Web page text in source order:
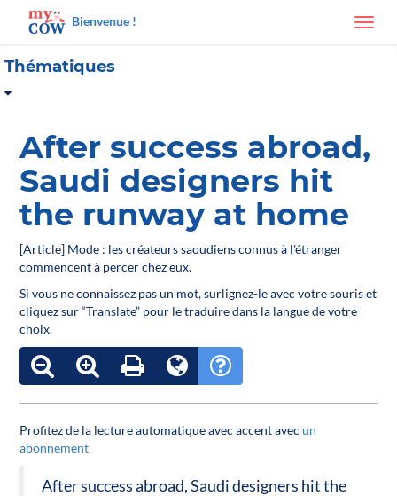
Bienvenue !
Thématiques
After success abroad,
Saudi designers hit
the runway at home
[Article] Mode : les créateurs saoudiens connus à l'étranger
commencent à percer chez eux.
Si vous ne connaissez pas un mot, surlignez-le avec votre souris et
cliquez sur “Translate” pour le traduire dans la langue de votre
choix.
Profitez de la lecture automatique avec accent avec un
abonnement
After success abroad, Saudi designers hit the